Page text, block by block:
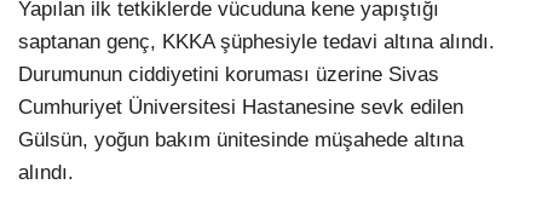
Yapılan ilk tetkiklerde vücuduna kene yapıştığı
saptanan genç, KKKA şüphesiyle tedavi altına alındı.
Durumunun ciddiyetini koruması üzerine Sivas
Cumhuriyet Üniversitesi Hastanesine sevk edilen
Gülsün, yoğun bakım ünitesinde müşahede altına
alındı.